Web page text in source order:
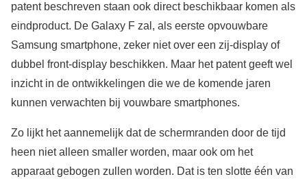
patent beschreven staan ook direct beschikbaar komen als
eindproduct. De Galaxy F zal, als eerste opvouwbare
Samsung smartphone, zeker niet over een zij-display of
dubbel front-display beschikken. Maar het patent geeft wel
inzicht in de ontwikkelingen die we de komende jaren
kunnen verwachten bij vouwbare smartphones.
Zo lijkt het aannemelijk dat de schermranden door de tijd
heen niet alleen smaller worden, maar ook om het
apparaat gebogen zullen worden. Dat is ten slotte één van